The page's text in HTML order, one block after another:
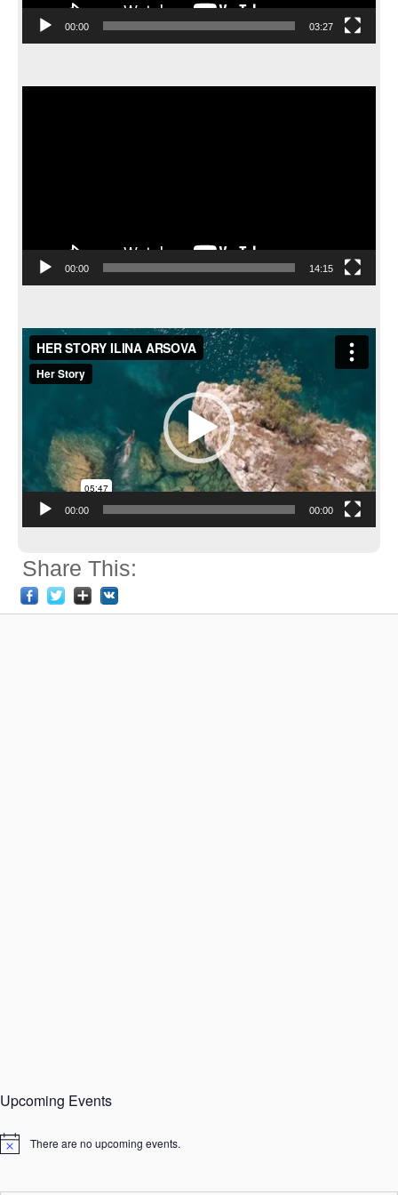
00:00 03:27
00:00 14:15
Video
Player
00:00 00:00
Share This:
Upcoming Events
N
i
There are no upcoming events.